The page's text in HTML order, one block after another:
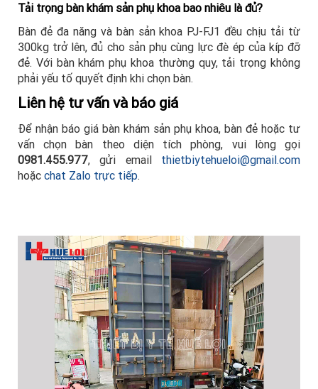
Tải trọng bàn khám sản phụ khoa bao nhiêu là đủ?
Bàn đẻ đa năng và bàn sản khoa PJ-FJ1 đều chịu tải từ
300kg trở lên, đủ cho sản phụ cùng lực đè ép của kíp đỡ
đẻ. Với bàn khám phụ khoa thường quy, tải trọng không
phải yếu tố quyết định khi chọn bàn.
Liên hệ tư vấn và báo giá
Để nhận báo giá bàn khám sản phụ khoa, bàn đẻ hoặc tư
vấn chọn bàn theo diện tích phòng, vui lòng gọi
0981.455.977, gửi email thietbiytehueloi@gmail.com
hoặc chat Zalo trực tiếp.